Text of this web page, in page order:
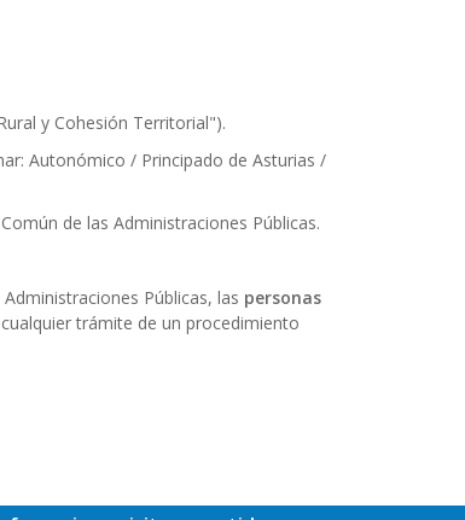
y Cohesión Territorial").
Autonómico / Principado de Asturias /
de las Administraciones Públicas.
Públicas, las personas
trámite de un procedimiento